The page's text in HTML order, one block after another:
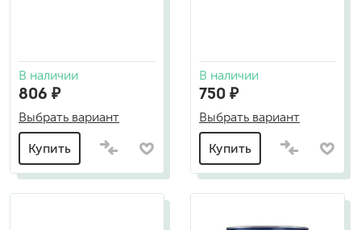
В наличии
806 ₽
Выбрать вариант
Купить
В наличии
750 ₽
Выбрать вариант
Купить